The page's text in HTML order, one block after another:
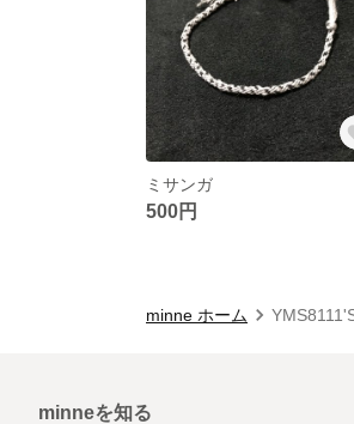
ミサンガ
500円
minne ホーム
minneを知る